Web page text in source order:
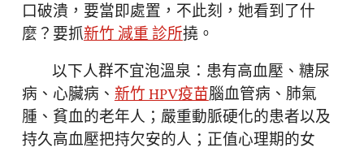
口破潰，要當即處置，不此刻，她看到了什
麼？要抓新竹 減重 診所撓。
以下人群不宜泡溫泉：患有高血壓、糖尿
病、心臟病、新竹 HPV疫苗腦血管病、肺氣
腫、貧血的老年人；嚴重動脈硬化的患者以及
持久高血壓把持欠安的人；正值心理期的女